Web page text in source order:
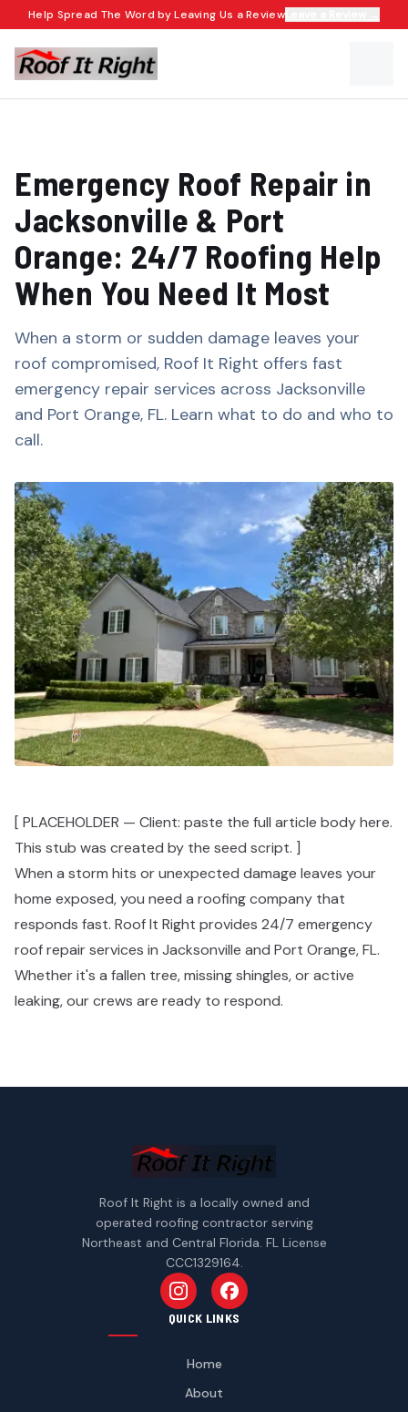
Help Spread The Word by Leaving Us a ReviewLeave a Review →
Emergency Roof Repair in
Jacksonville & Port
Orange: 24/7 Roofing Help
When You Need It Most​​​​‌ ‍ ​‍​‍‌‍ ‌ ​‍‌‍‍‌‌‍‌ ‌‍‍‌‌‍ ‍​‍​‍​ ‍‍​‍​‍‌ ​ ‌‍​‌‌‍ ‍‌‍‍‌‌ ‌​‌ ‍‌​‍ ‍‌‍‍‌‌‍ ​‍​‍​‍ ​​‍​‍‌‍‍​‌ ​‍‌‍‌‌‌‍‌‍​‍​‍​ ‍‍​‍​‍‌‍‍​‌ ‌​‌ ‌​‌ ​​​ ‍‍​‍ ​‍ ‌‍ ​‌‍ ‌‍​ ‌‍​‌‌‍ ​‌‍‍​‌‍ ‌ ​ ‌ ‌​​ ‍‍​ ​ ​ ​ ​ ​ ​ ​ ​‍ ‌‍‍‌‌‍ ‍‌ ‌​‌‍‌‌‌‍ ‍‌ ‌​​‍ ‌‍‌‌‌‍‌​‌‍‍‌‌ ‌​​‍ ‌‍ ‌‌‍ ‌‍‌​‌‍‌‌​ ‌‌ ​​‌ ​‍‌‍‌‌‌ ​ ‌‍‌‌‌‍ ‍‌ ‌​‌‍​‌‌ ‌​‌‍‍‌‌‍ ‌‍ ‍​ ‍ ‌‍‍‌‌‍‌​​ ‌‌‍​‍‌‍ ​‌‍ ‌‍‌ ​‍ ‌‌‍‌‌‌‍ ‌‌‍‌‌‌ ​‍‌‍‌ ‌‍‌‌‌‍ ‍‌‍​ ‌ ‍‌​‍ ‌‌ ​‍‌‍ ‌‍ ‌‍‌‍​‍ ‌‌ ​‍‌‍‌‌‌ ​​‌‍​‌‌‍‍‌‌ ​‍​ ‍ ‌ ‌​‌ ‍‌‌ ​​‌‍‌‌​ ‌‌‍​‍‌‍ ​‌‍ ‌‍‌ ​ ‍ ‌ ​​‌‍​‌‌ ‌​‌‍‍​​ ‌‌ ‌​‌‍‍‌‌ ‌​‌‍ ​‌‍‌‌​ ‌‍​‍‌‍​‌‌ ​ ‌‍‌‌‌‌‌‌‌ ​‍‌‍ ​​ ‌‌‍‍​‌ ‌​‌ ‌​‌ ​​​‍‌‌​ ​ ‌​​‌​‍‌‌​ ​‍‌​‌‍​‍‌‌​ ​‍‌​‌‍‌‍ ​‌‍ ‌‍​ ‌‍​‌‌‍ ​‌‍‍​‌‍ ‌ ​ ‌ ‌​​‍‌‌​ ​ ‌​​‌​ ​ ​ ​ ​ ​ ​ ​ ​‍‌‍‌‍‍‌‌‍‌​​ ‌‌‍​‍‌‍ ​‌‍ ‌‍‌ ​‍ ‌‌‍‌‌‌‍ ‌‌‍‌‌‌ ​‍‌‍‌ ‌‍‌‌‌‍ ‍‌‍​ ‌ ‍‌​‍ ‌‌ ​‍‌‍ ‌‍ ‌‍‌‍​‍ ‌‌ ​‍‌‍‌‌‌ ​​‌‍​‌‌‍‍‌‌ ​‍​‍‌‍‌ ‌​‌ ‍‌‌ ​​‌‍‌‌​ ‌‌‍​‍‌‍ ​‌‍ ‌‍‌ ​‍‌‍‌ ​​‌‍​‌‌ ‌​‌‍‍​​ ‌‌ ‌​‌‍‍‌‌ ‌​‌‍ ​‌‍‌‌​‍‌‍‌ ​​‌‍‌‌‌ ​‍‌ ​ ‌ ​​‌‍‌‌‌‍​ ‌ ‌​‌‍‍‌‌ ‌‍‌‍‌‌​ ‌‌ ​​‌ ‌‌‌‍​‍‌‍ ​‌‍‍‌‌ ​ ‌‍‍​‌‍‌‌‌‍‌​​‍​‍‌ ‌
When a storm or sudden damage leaves your
roof compromised, Roof It Right offers fast
emergency repair services across Jacksonville
and Port Orange, FL. Learn what to do and who to
call.​​​​‌ ‍ ​‍​‍‌‍ ‌ ​‍‌‍‍‌‌‍‌ ‌‍‍‌‌‍ ‍​‍​‍​ ‍‍​‍​‍‌ ​ ‌‍​‌‌‍ ‍‌‍‍‌‌ ‌​‌ ‍‌​‍ ‍‌‍‍‌‌‍ ​‍​‍​‍ ​​‍​‍‌‍‍​‌ ​‍‌‍‌‌‌‍‌‍​‍​‍​ ‍‍​‍​‍‌‍‍​‌ ‌​‌ ‌​‌ ​​​ ‍‍​‍ ​‍ ‌‍ ​‌‍ ‌‍​ ‌‍​‌‌‍ ​‌‍‍​‌‍ ‌ ​ ‌ ‌​​ ‍‍​ ​ ​ ​ ​ ​ ​ ​ ​‍ ‌‍‍‌‌‍ ‍‌ ‌​‌‍‌‌‌‍ ‍‌ ‌​​‍ ‌‍‌‌‌‍‌​‌‍‍‌‌ ‌​​‍ ‌‍ ‌‌‍ ‌‍‌​‌‍‌‌​ ‌‌ ​​‌ ​‍‌‍‌‌‌ ​ ‌‍‌‌‌‍ ‍‌ ‌​‌‍​‌‌ ‌​‌‍‍‌‌‍ ‌‍ ‍​ ‍ ‌‍‍‌‌‍‌​​ ‌‌‍​‍‌‍ ​‌‍ ‌‍‌ ​‍ ‌‌‍‌‌‌‍ ‌‌‍‌‌‌ ​‍‌‍‌ ‌‍‌‌‌‍ ‍‌‍​ ‌ ‍‌​‍ ‌‌ ​‍‌‍ ‌‍ ‌‍‌‍​‍ ‌‌ ​‍‌‍‌‌‌ ​​‌‍​‌‌‍‍‌‌ ​‍​ ‍ ‌ ‌​‌ ‍‌‌ ​​‌‍‌‌​ ‌‌‍​‍‌‍ ​‌‍ ‌‍‌ ​ ‍ ‌ ​​‌‍​‌‌ ‌​‌‍‍​​ ‌‌‍‌​‌‍‌‌‌ ​ ‌‍​ ‌ ​‍‌‍‍‌‌ ​​‌ ‌​‌‍‍‌‌‍ ‌‍ ‍​ ‌‍​‍‌‍​‌‌ ​ ‌‍‌‌‌‌‌‌‌ ​‍‌‍ ​​ ‌‌‍‍​‌ ‌​‌ ‌​‌ ​​​‍‌‌​ ​ ‌​​‌​‍‌‌​ ​‍‌​‌‍​‍‌‌​ ​‍‌​‌‍‌‍ ​‌‍ ‌‍​ ‌‍​‌‌‍ ​‌‍‍​‌‍ ‌ ​ ‌ ‌​​‍‌‌​ ​ ‌​​‌​ ​ ​ ​ ​ ​ ​ ​ ​‍‌‍‌‍‍‌‌‍‌​​ ‌‌‍​‍‌‍ ​‌‍ ‌‍‌ ​‍ ‌‌‍‌‌‌‍ ‌‌‍‌‌‌ ​‍‌‍‌ ‌‍‌‌‌‍ ‍‌‍​ ‌ ‍‌​‍ ‌‌ ​‍‌‍ ‌‍ ‌‍‌‍​‍ ‌‌ ​‍‌‍‌‌‌ ​​‌‍​‌‌‍‍‌‌ ​‍​‍‌‍‌ ‌​‌ ‍‌‌ ​​‌‍‌‌​ ‌‌‍​‍‌‍ ​‌‍ ‌‍‌ ​‍‌‍‌ ​​‌‍​‌‌ ‌​‌‍‍​​ ‌‌‍‌​‌‍‌‌‌ ​ ‌‍​ ‌ ​‍‌‍‍‌‌ ​​‌ ‌​‌‍‍‌‌‍ ‌‍ ‍​‍‌‍‌ ​​‌‍‌‌‌ ​‍‌ ​ ‌ ​​‌‍‌‌‌‍​ ‌ ‌​‌‍‍‌‌ ‌‍‌‍‌‌​ ‌‌ ​​‌ ‌‌‌‍​‍‌‍ ​‌‍‍‌‌ ​ ‌‍‍​‌‍‌‌‌‍‌​​‍​‍‌ ‌
[ PLACEHOLDER — Client: paste the full article body here.
This stub was created by the seed script. ]​​​​‌ ‍ ​‍​‍‌‍ ‌ ​‍‌‍‍‌‌‍‌ ‌‍‍‌‌‍ ‍​‍​‍​ ‍‍​‍​‍‌ ​ ‌‍​‌‌‍ ‍‌‍‍‌‌ ‌​‌ ‍‌​‍ ‍‌‍‍‌‌‍ ​‍​‍​‍ ​​‍​‍‌‍‍​‌ ​‍‌‍‌‌‌‍‌‍​‍​‍​ ‍‍​‍​‍‌‍‍​‌ ‌​‌ ‌​‌ ​​​ ‍‍​‍ ​‍ ‌‍ ​‌‍ ‌‍​ ‌‍​‌‌‍ ​‌‍‍​‌‍ ‌ ​ ‌ ‌​​ ‍‍​ ​ ​ ​ ​ ​ ​ ​ ​‍ ‌‍‍‌‌‍ ‍‌ ‌​‌‍‌‌‌‍ ‍‌ ‌​​‍ ‌‍‌‌‌‍‌​‌‍‍‌‌ ‌​​‍ ‌‍ ‌‌‍ ‌‍‌​‌‍‌‌​ ‌‌ ​​‌ ​‍‌‍‌‌‌ ​ ‌‍‌‌‌‍ ‍‌ ‌​‌‍​‌‌ ‌​‌‍‍‌‌‍ ‌‍ ‍​ ‍ ‌‍‍‌‌‍‌​​ ‌‌‍​‍‌‍ ​‌‍ ‌‍‌ ​‍ ‌‌‍‌‌‌‍ ‌‌‍‌‌‌ ​‍‌‍‌ ‌‍‌‌‌‍ ‍‌‍​ ‌ ‍‌​‍ ‌‌ ​‍‌‍ ‌‍ ‌‍‌‍​‍ ‌‌ ​‍‌‍‌‌‌ ​​‌‍​‌‌‍‍‌‌ ​‍​ ‍ ‌ ‌​‌ ‍‌‌ ​​‌‍‌‌​ ‌‌‍​‍‌‍ ​‌‍ ‌‍‌ ​ ‍ ‌ ​​‌‍​‌‌ ‌​‌‍‍​​ ‌‌ ​‍‌‍‍‌‌‍​ ‌‍‍​‌‌‌​‌‍‌‌‌ ‍​‌ ‌​​‍‌‌​ ‌‌‌​​‍‌‌ ‌‍‍ ‌‍‌‌‌ ‍‌​‍‌‌​ ​ ‌​‌​​‍‌‌​ ​ ‌​‌​​‍‌‌​ ​‍​ ​‍‌‍‌‌​ ‌​​ ​‌​ ‌​​ ‍​​ ​‍‌‍‌​​ ‌​​ ‌‍‌‍​‌​ ‌‌​ ​‍​‍‌‌​ ​‍​ ​‍​‍‌‌​ ‌‌‌​‌​​‍ ‍‌‍​ ‌‍‍​‌‍‍‌‌‍ ​‌‍‌​‌ ​‍‌‍‌‌‌‍ ‍​‍‌‌​ ‌‌‌​​‍‌‌ ‌‍‍ ‌‍‌‌‌ ‍‌​‍‌‌​ ​ ‌​‌​​‍‌‌​ ​ ‌​‌​​‍‌‌​ ​‍​ ​‍​ ​‍‌‍​‍​ ​ ‌‍‌‌‌‍‌‍​ ‌‍​ ‌ ​ ‍​​ ‌​​ ​‌​ ​‍​ ​‌​‍‌‌​ ​‍​ ​‍​‍‌‌​ ‌‌‌​‌​​‍ ‍‌ ‌​‌‍‌‌‌ ‍​‌ ‌​​ ‌‍​‍‌‍​‌‌ ​ ‌‍‌‌‌‌‌‌‌ ​‍‌‍ ​​ ‌‌‍‍​‌ ‌​‌ ‌​‌ ​​​‍‌‌​ ​ ‌​​‌​‍‌‌​ ​‍‌​‌‍​‍‌‌​ ​‍‌​‌‍‌‍ ​‌‍ ‌‍​ ‌‍​‌‌‍ ​‌‍‍​‌‍ ‌ ​ ‌ ‌​​‍‌‌​ ​ ‌​​‌​ ​ ​ ​ ​ ​ ​ ​ ​‍‌‍‌‍‍‌‌‍‌​​ ‌‌‍​‍‌‍ ​‌‍ ‌‍‌ ​‍ ‌‌‍‌‌‌‍ ‌‌‍‌‌‌ ​‍‌‍‌ ‌‍‌‌‌‍ ‍‌‍​ ‌ ‍‌​‍ ‌‌ ​‍‌‍ ‌‍ ‌‍‌‍​‍ ‌‌ ​‍‌‍‌‌‌ ​​‌‍​‌‌‍‍‌‌ ​‍​‍‌‍‌ ‌​‌ ‍‌‌ ​​‌‍‌‌​ ‌‌‍​‍‌‍ ​‌‍ ‌‍‌ ​‍‌‍‌ ​​‌‍​‌‌ ‌​‌‍‍​​ ‌‌ ​‍‌‍‍‌‌‍​ ‌‍‍​‌‌‌​‌‍‌‌‌ ‍​‌ ‌​​‍‌‌​ ‌‌‌​​‍‌‌ ‌‍‍ ‌‍‌‌‌ ‍‌​‍‌‌​ ​ ‌​‌​​‍‌‌​ ​ ‌​‌​​‍‌‌​ ​‍​ ​‍‌‍‌‌​ ‌​​ ​‌​ ‌​​ ‍​​ ​‍‌‍‌​​ ‌​​ ‌‍‌‍​‌​ ‌‌​ ​‍​‍‌‌​ ​‍​ ​‍​‍‌‌​ ‌‌‌​‌​​‍ ‍‌‍​ ‌‍‍​‌‍‍‌‌‍ ​‌‍‌​‌ ​‍‌‍‌‌‌‍ ‍​‍‌‌​ ‌‌‌​​‍‌‌ ‌‍‍ ‌‍‌‌‌ ‍‌​‍‌‌​ ​ ‌​‌​​‍‌‌​ ​ ‌​‌​​‍‌‌​ ​‍​ ​‍​ ​‍‌‍​‍​ ​ ‌‍‌‌‌‍‌‍​ ‌‍​ ‌ ​ ‍​​ ‌​​ ​‌​ ​‍​ ​‌​‍‌‌​ ​‍​ ​‍​‍‌‌​ ‌‌‌​‌​​‍ ‍‌ ‌​‌‍‌‌‌ ‍​‌ ‌​​‍‌‍‌ ​​‌‍‌‌‌ ​‍‌ ​ ‌ ​​‌‍‌‌‌‍​ ‌ ‌​‌‍‍‌‌ ‌‍‌‍‌‌​ ‌‌ ​​‌ ‌‌‌‍​‍‌‍ ​‌‍‍‌‌ ​ ‌‍‍​‌‍‌‌‌‍‌​​‍​‍‌ ‌
When a storm hits or unexpected damage leaves your
home exposed, you need a roofing company that
responds fast. Roof It Right provides 24/7 emergency
roof repair services in Jacksonville and Port Orange, FL.
Whether it's a fallen tree, missing shingles, or active
leaking, our crews are ready to respond.​​​​‌ ‍ ​‍​‍‌‍ ‌ ​‍‌‍‍‌‌‍‌ ‌‍‍‌‌‍ ‍​‍​‍​ ‍‍​‍​‍‌ ​ ‌‍​‌‌‍ ‍‌‍‍‌‌ ‌​‌ ‍‌​‍ ‍‌‍‍‌‌‍ ​‍​‍​‍ ​​‍​‍‌‍‍​‌ ​‍‌‍‌‌‌‍‌‍​‍​‍​ ‍‍​‍​‍‌‍‍​‌ ‌​‌ ‌​‌ ​​​ ‍‍​‍ ​‍ ‌‍ ​‌‍ ‌‍​ ‌‍​‌‌‍ ​‌‍‍​‌‍ ‌ ​ ‌ ‌​​ ‍‍​ ​ ​ ​ ​ ​ ​ ​ ​‍ ‌‍‍‌‌‍ ‍‌ ‌​‌‍‌‌‌‍ ‍‌ ‌​​‍ ‌‍‌‌‌‍‌​‌‍‍‌‌ ‌​​‍ ‌‍ ‌‌‍ ‌‍‌​‌‍‌‌​ ‌‌ ​​‌ ​‍‌‍‌‌‌ ​ ‌‍‌‌‌‍ ‍‌ ‌​‌‍​‌‌ ‌​‌‍‍‌‌‍ ‌‍ ‍​ ‍ ‌‍‍‌‌‍‌​​ ‌‌‍​‍‌‍ ​‌‍ ‌‍‌ ​‍ ‌‌‍‌‌‌‍ ‌‌‍‌‌‌ ​‍‌‍‌ ‌‍‌‌‌‍ ‍‌‍​ ‌ ‍‌​‍ ‌‌ ​‍‌‍ ‌‍ ‌‍‌‍​‍ ‌‌ ​‍‌‍‌‌‌ ​​‌‍​‌‌‍‍‌‌ ​‍​ ‍ ‌ ‌​‌ ‍‌‌ ​​‌‍‌‌​ ‌‌‍​‍‌‍ ​‌‍ ‌‍‌ ​ ‍ ‌ ​​‌‍​‌‌ ‌​‌‍‍​​ ‌‌ ​‍‌‍‍‌‌‍​ ‌‍‍​‌‌‌​‌‍‌‌‌ ‍​‌ ‌​​‍‌‌​ ‌‌‌​​‍‌‌ ‌‍‍ ‌‍‌‌‌ ‍‌​‍‌‌​ ​ ‌​‌​​‍‌‌​ ​ ‌​‌​​‍‌‌​ ​‍​ ​‍‌‍​‌‌‍​‌​ ‌ ​ ‌ ‌‍‌‌​ ‌‌​ ‌‍‌‍​‌​ ‌​​ ‍‌‌‍‌​​ ‍‌​‍‌‌​ ​‍​ ​‍​‍‌‌​ ‌‌‌​‌​​‍ ‍‌‍​ ‌‍‍​‌‍‍‌‌‍ ​‌‍‌​‌ ​‍‌‍‌‌‌‍ ‍​‍‌‌​ ‌‌‌​​‍‌‌ ‌‍‍ ‌‍‌‌‌ ‍‌​‍‌‌​ ​ ‌​‌​​‍‌‌​ ​ ‌​‌​​‍‌‌​ ​‍​ ​‍‌‍​‍‌‍​‍​ ​​‌‍‌​​ ​ ​ ‍​​ ‌‍​ ​ ​ ‍​​ ‍‌​ ‌ ​ ‍‌​‍‌‌​ ​‍​ ​‍​‍‌‌​ ‌‌‌​‌​​‍ ‍‌ ‌​‌‍‌‌‌ ‍​‌ ‌​​ ‌‍​‍‌‍​‌‌ ​ ‌‍‌‌‌‌‌‌‌ ​‍‌‍ ​​ ‌‌‍‍​‌ ‌​‌ ‌​‌ ​​​‍‌‌​ ​ ‌​​‌​‍‌‌​ ​‍‌​‌‍​‍‌‌​ ​‍‌​‌‍‌‍ ​‌‍ ‌‍​ ‌‍​‌‌‍ ​‌‍‍​‌‍ ‌ ​ ‌ ‌​​‍‌‌​ ​ ‌​​‌​ ​ ​ ​ ​ ​ ​ ​ ​‍‌‍‌‍‍‌‌‍‌​​ ‌‌‍​‍‌‍ ​‌‍ ‌‍‌ ​‍ ‌‌‍‌‌‌‍ ‌‌‍‌‌‌ ​‍‌‍‌ ‌‍‌‌‌‍ ‍‌‍​ ‌ ‍‌​‍ ‌‌ ​‍‌‍ ‌‍ ‌‍‌‍​‍ ‌‌ ​‍‌‍‌‌‌ ​​‌‍​‌‌‍‍‌‌ ​‍​‍‌‍‌ ‌​‌ ‍‌‌ ​​‌‍‌‌​ ‌‌‍​‍‌‍ ​‌‍ ‌‍‌ ​‍‌‍‌ ​​‌‍​‌‌ ‌​‌‍‍​​ ‌‌ ​‍‌‍‍‌‌‍​ ‌‍‍​‌‌‌​‌‍‌‌‌ ‍​‌ ‌​​‍‌‌​ ‌‌‌​​‍‌‌ ‌‍‍ ‌‍‌‌‌ ‍‌​‍‌‌​ ​ ‌​‌​​‍‌‌​ ​ ‌​‌​​‍‌‌​ ​‍​ ​‍‌‍​‌‌‍​‌​ ‌ ​ ‌ ‌‍‌‌​ ‌‌​ ‌‍‌‍​‌​ ‌​​ ‍‌‌‍‌​​ ‍‌​‍‌‌​ ​‍​ ​‍​‍‌‌​ ‌‌‌​‌​​‍ ‍‌‍​ ‌‍‍​‌‍‍‌‌‍ ​‌‍‌​‌ ​‍‌‍‌‌‌‍ ‍​‍‌‌​ ‌‌‌​​‍‌‌ ‌‍‍ ‌‍‌‌‌ ‍‌​‍‌‌​ ​ ‌​‌​​‍‌‌​ ​ ‌​‌​​‍‌‌​ ​‍​ ​‍‌‍​‍‌‍​‍​ ​​‌‍‌​​ ​ ​ ‍​​ ‌‍​ ​ ​ ‍​​ ‍‌​ ‌ ​ ‍‌​‍‌‌​ ​‍​ ​‍​‍‌‌​ ‌‌‌​‌​​‍ ‍‌ ‌​‌‍‌‌‌ ‍​‌ ‌​​‍‌‍‌ ​​‌‍‌‌‌ ​‍‌ ​ ‌ ​​‌‍‌‌‌‍​ ‌ ‌​‌‍‍‌‌ ‌‍‌‍‌‌​ ‌‌ ​​‌ ‌‌‌‍​‍‌‍ ​‌‍‍‌‌ ​ ‌‍‍​‌‍‌‌‌‍‌​​‍​‍‌ ‌
Roof It Right is a locally owned and
operated roofing contractor serving
Northeast and Central Florida. FL License
CCC1329164.
Follow us on Instagram
Follow us on Facebook
QUICK LINKS
Home
About